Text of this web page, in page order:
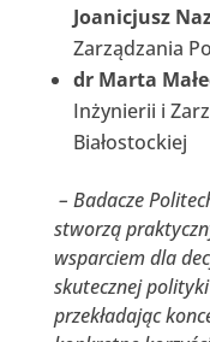
Joanicjusz
Zarządzania
dr Marta
Inżynierii i
Białostockiej
– Badacze
stworzą
wsparciem dla
skutecznej
przekładając